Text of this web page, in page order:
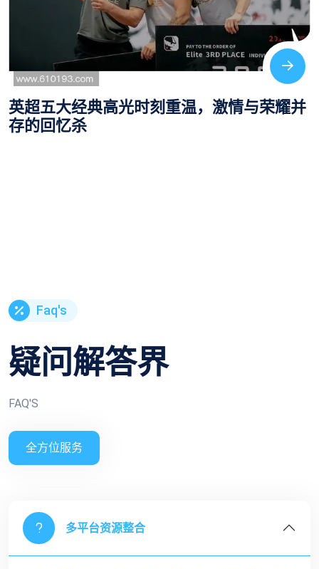
Faq's
疑问解答界
FAQ'S
全方位服务
多平台资源整合